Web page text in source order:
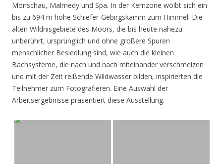
Monschau, Malmedy und Spa. In der Kernzone wölbt sich ein
bis zu 694 m hohe Schiefer-Gebirgskamm zum Himmel. Die
alten Wildnisgebiete des Moors, die bis heute nahezu
unberührt, ursprünglich und ohne größere Spuren
menschlicher Besiedlung sind, wie auch die kleinen
Bachsysteme, die nach und nach miteinander verschmelzen
und mit der Zeit reißende Wildwasser bilden, inspirierten die
Teilnehmer zum Fotografieren. Eine Auswahl der
Arbeitsergebnisse präsentiert diese Ausstellung.